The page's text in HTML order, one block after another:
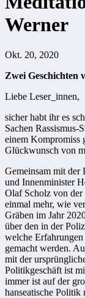
Werner
Okt. 20, 2020
Zwei Geschichten
Liebe Leser_innen,
sicher habt ihr es
Sachen
einem Kompromiss
Glückwunsch von
Gemeinsam mit
und Innenminister
Olaf Scholz von der
einmal mehr, wie
Gräben im Jahr
über den in der
welche
gemacht werden.
mit der
Politikgeschäft ist
immer ist auf der
hanseatische Politik